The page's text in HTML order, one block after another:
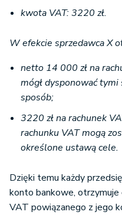
kwota VAT: 3220 zł.
W efekcie sprzedawca X
netto 14 000 zł na
mógł dysponować
sposób;
3220 zł na rachunek
rachunku VAT mogą
określone ustawą cele.
Dzięki temu każdy
konto bankowe, otrzymuje
VAT powiązanego z jego